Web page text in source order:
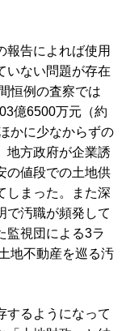
報告によれば使用
いない問題が存在
恒例の査察では
億6500万元（約
かに少なからずの
地方政府が企業誘
の値段での土地供
しまった。また深
で汚職が頻発して
監視団による3ラ
地不動産を巡る汚
るようになって